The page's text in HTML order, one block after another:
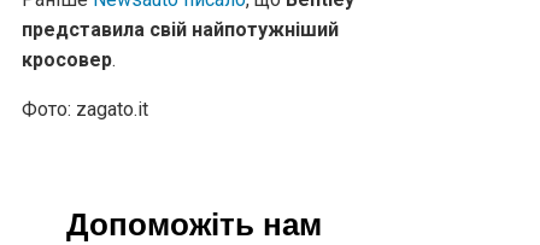
представила свій найпотужніший
кросовер.
Фото: zagato.it
Допоможіть нам